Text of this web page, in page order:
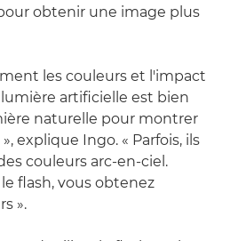
obtenir une image plus
les couleurs et l'impact
artificielle est bien
naturelle pour montrer
explique Ingo. « Parfois, ils
couleurs arc-en-ciel.
flash, vous obtenez
».